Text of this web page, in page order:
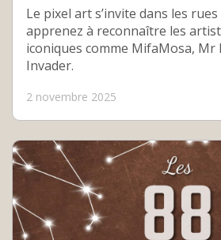
Le pixel art s’invite dans les rues
apprenez à reconnaître les
iconiques comme MifaMosa, Mr
Invader.
2 novembre 2025